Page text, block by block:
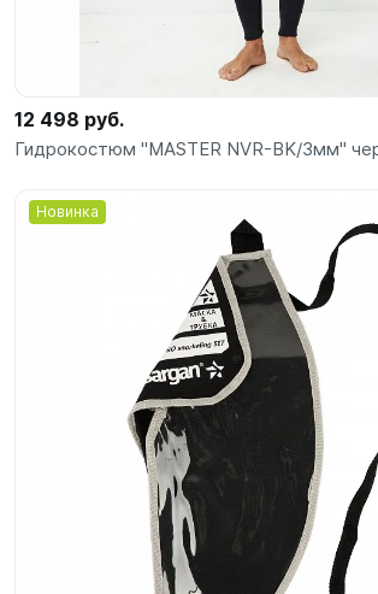
12 498 руб.
Гидрокостюм "MASTER NVR-BK/3мм"
Новинка